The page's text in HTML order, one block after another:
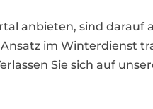
anbieten, sind
im Winterdienst
Sie sich auf